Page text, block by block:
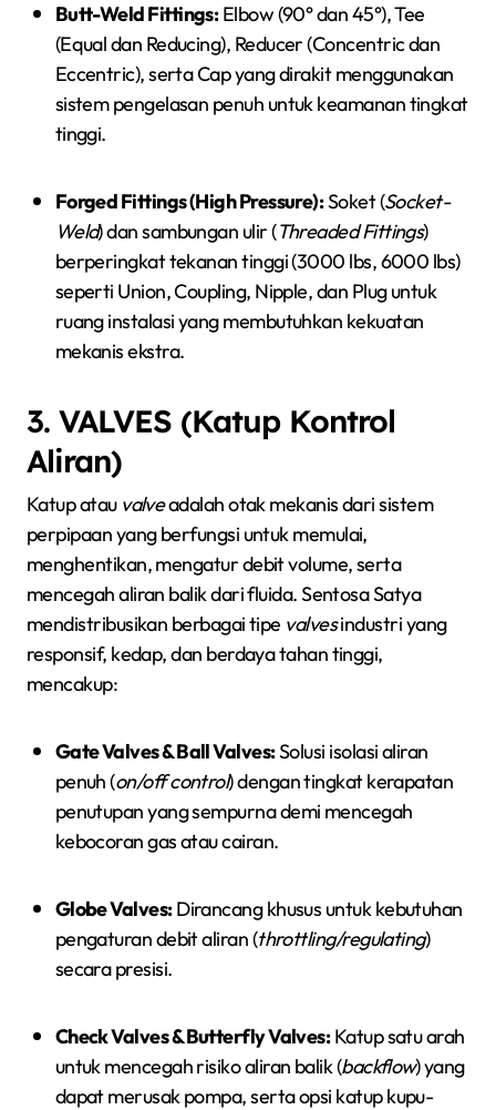
Butt-Weld Fittings:Elbow (90° dan 45°), Tee
(Equal dan Reducing), Reducer (Concentric dan
Eccentric), serta Cap yang dirakit menggunakan
sistem pengelasan penuh untuk keamanan tingkat
tinggi.
Forged Fittings (High Pressure):Soket (Socket-
Weld) dan sambungan ulir (Threaded Fittings)
berperingkat tekanan tinggi (3000 lbs, 6000 lbs)
seperti Union, Coupling, Nipple, dan Plug untuk
ruang instalasi yang membutuhkan kekuatan
mekanis ekstra.
3. VALVES (Katup Kontrol
Aliran)
Katup atau valveadalah otak mekanis dari sistem
perpipaan yang berfungsi untuk memulai,
menghentikan, mengatur debit volume, serta
mencegah aliran balik dari fluida. Sentosa Satya
mendistribusikan berbagai tipe valvesindustri yang
responsif, kedap, dan berdaya tahan tinggi,
mencakup:
Gate Valves & Ball Valves:Solusi isolasi aliran
penuh (on/off control) dengan tingkat kerapatan
penutupan yang sempurna demi mencegah
kebocoran gas atau cairan.
Globe Valves:Dirancang khusus untuk kebutuhan
pengaturan debit aliran (throttling/regulating)
secara presisi.
Check Valves & Butterfly Valves:Katup satu arah
untuk mencegah risiko aliran balik (backflow) yang
dapat merusak pompa, serta opsi katup kupu-